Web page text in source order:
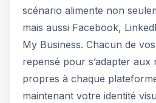
scénario alimente non
mais aussi Facebook,
My Business. Chacun de
repensé pour s’adapter aux
propres à chaque
maintenant votre identité